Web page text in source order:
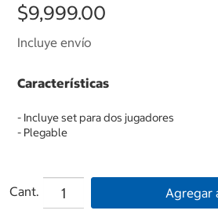
$9,999.00
Incluye envío
Características
- Incluye set para dos jugadores
- Plegable
Cant. Agregar